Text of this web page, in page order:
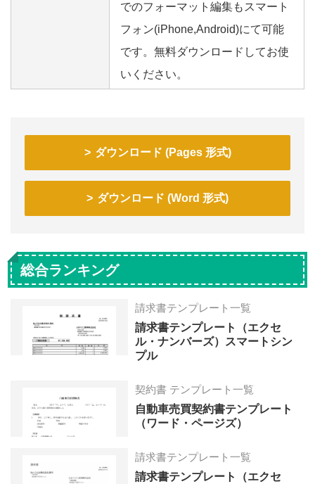
でのフォーマット編集もスマート
フォン(iPhone,Android)にて可能
です。無料ダウンロードしてお使
いください。
ダウンロード (Pages 形式)
ダウンロード (Word 形式)
総合ランキング
請求書テンプレート一覧
請求書テンプレート（エクセ
ル・ナンバーズ）スマートシン
プル
契約書 テンプレート一覧
自動車売買契約書テンプレート
（ワード・ページズ）
請求書テンプレート一覧
請求書テンプレート（エクセ